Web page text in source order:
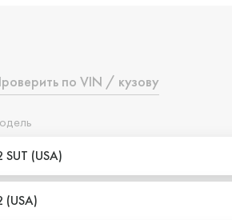
по VIN / кузову
SUT (USA)
(USA)